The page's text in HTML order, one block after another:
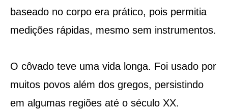
baseado no corpo era prático, pois permitia
medições rápidas, mesmo sem instrumentos.
O côvado teve uma vida longa. Foi usado por
muitos povos além dos gregos, persistindo
em algumas regiões até o século XX.